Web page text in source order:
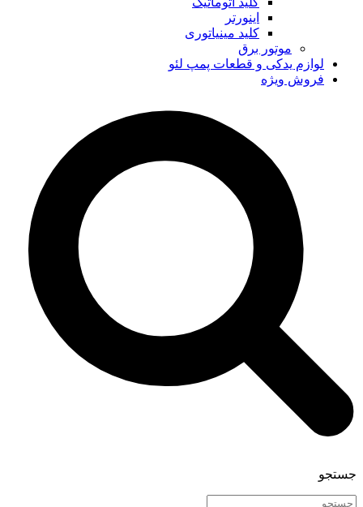
اینورتر
کلید مینیاتوری
موتور برق
لوازم یدکی و قطعات پمپ لئو
فروش ویژه
جستجو